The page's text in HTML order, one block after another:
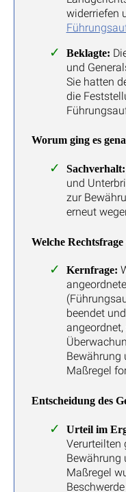
widerriefen
Beklagte:
und
Sie hatten
die
Worum ging es
Sachverhalt:
und
zur
erneut
Welche
Kernfrage:
beendet
Bewährung
Maßregel
Entscheidung des
Urteil im
Verurteilten
Bewährung
Maßregel